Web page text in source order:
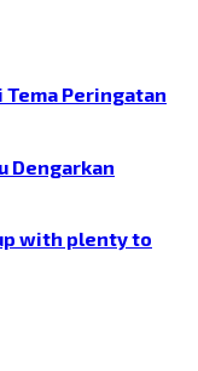
Tema Peringatan
Dengarkan
with plenty to